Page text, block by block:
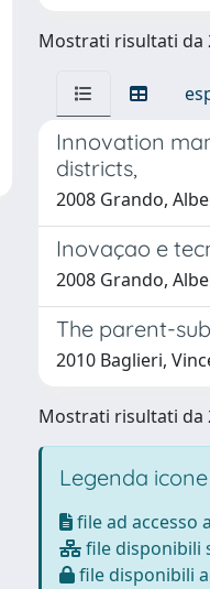
Mostrati risultati da
Innovation
districts,
2008 Grando,
Inovaçao e
2008 Grando,
The parent-
2010 Baglieri,
Mostrati risultati da
Legenda icone
file ad accesso
file disponibili
file disponibili